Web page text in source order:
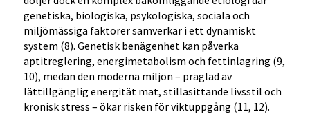
genetiska, biologiska, psykologiska, sociala och
miljömässiga faktorer samverkar i ett dynamiskt
system (8). Genetisk benägenhet kan påverka
aptitreglering, energimetabolism och fettinlagring (9,
10), medan den moderna miljön – präglad av
lättillgänglig energität mat, stillasittande livsstil och
kronisk stress – ökar risken för viktuppgång (11, 12).